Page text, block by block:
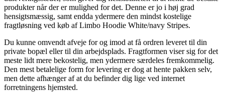
produkter når der er mulighed for det. Denne er jo i høj grad
hensigtsmæssig, samt endda ydermere den mindst kostelige
fragtløsning ved køb af Limbo Hoodie White/navy Stripes.
Du kunne omvendt afveje for og imod at få ordren leveret til din
private bopæl eller til din arbejdsplads. Fragtformen viser sig for det
meste lidt mere bekostelig, men ydermere særdeles fremkommelig.
Den mest betalelige form for levering er dog at hente pakken selv,
men dette afhænger af at du befinder dig lige ved internet
forretningens hjemsted.